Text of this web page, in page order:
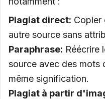
Plagiat direct: Copier
autre source sans
Paraphrase: Réécrire
source avec des mots
même signification.
Plagiat à partir